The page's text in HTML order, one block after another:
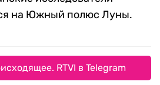
на Южный полюс Луны.
RTVI в Telegram